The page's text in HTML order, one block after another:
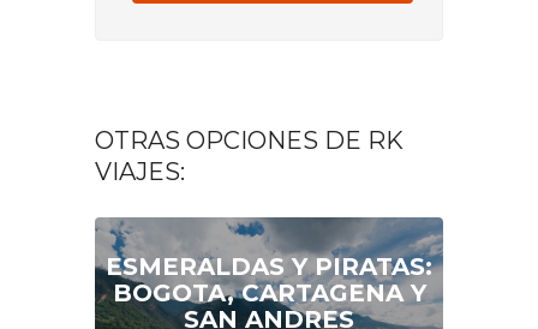
OTRAS OPCIONES DE RK
VIAJES:
ESMERALDAS Y PIRATAS:
BOGOTA, CARTAGENA Y
SAN ANDRES